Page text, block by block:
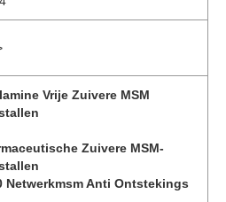
Vrije Zuivere MSM
Zuivere MSM-
Netwerkmsm Anti Ontstekings